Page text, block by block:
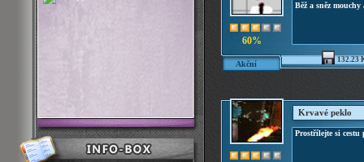
60%
Běž a sněz
Akční 132.23
Krvavé peklo
Prostřílejte si cestu